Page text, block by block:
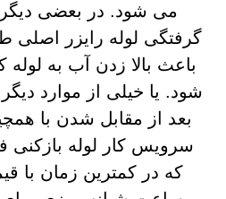
می شود. در بعضی دیگر
گرفتگی لوله رایزر اصلی
باعث بالا زدن آب به
شود. یا خیلی از موارد
بعد از مقابل شدن با
سرویس کار لوله بازکنی